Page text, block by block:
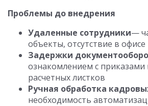
Проблемы до внедрения
Удаленные сотрудники—
объекты, отсутствие в офисе
Задержки
ознакомлением с приказами
расчетных листков
Ручная обработка
необходимость